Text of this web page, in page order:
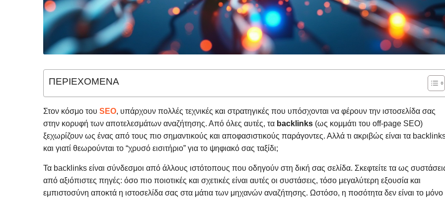
ΠΕΡΙΕΧΟΜΕΝΑ
Στον κόσμο του SEO, υπάρχουν πολλές τεχνικές και στρατηγικές που υπόσχονται να φέρουν την ιστοσελίδα σας
στην κορυφή των αποτελεσμάτων αναζήτησης. Από όλες αυτές, τα backlinks (ως κομμάτι του off-page SEO)
ξεχωρίζουν ως ένας από τους πιο σημαντικούς και αποφασιστικούς παράγοντες. Αλλά τι ακριβώς είναι τα
και γιατί θεωρούνται το “χρυσό εισιτήριο” για το ψηφιακό σας ταξίδι;
Τα backlinks είναι σύνδεσμοι από άλλους ιστότοπους που οδηγούν στη δική σας σελίδα. Σκεφτείτε τα ως
από αξιόπιστες πηγές: όσο πιο ποιοτικές και σχετικές είναι αυτές οι συστάσεις, τόσο μεγαλύτερη εξουσία και
εμπιστοσύνη αποκτά η ιστοσελίδα σας στα μάτια των μηχανών αναζήτησης. Ωστόσο, η ποσότητα δεν είναι το μόνο